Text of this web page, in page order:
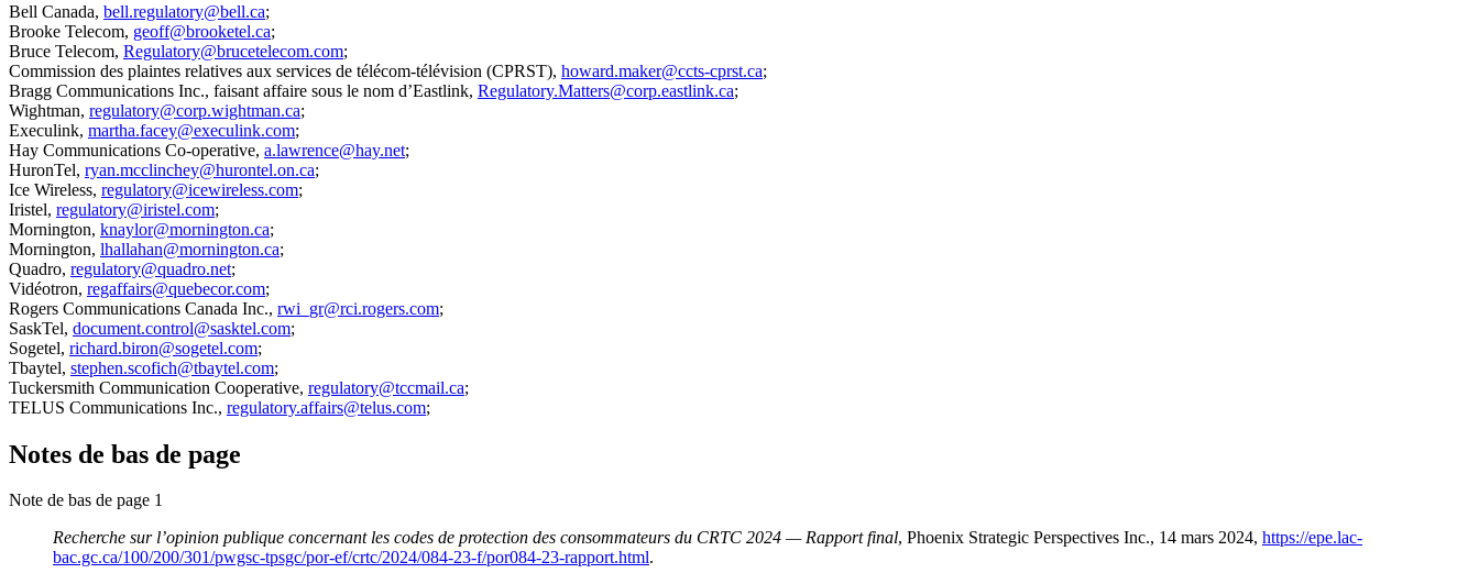
Bell Canada, bell.regulatory@bell.ca;
Brooke Telecom, geoff@brooketel.ca;
Bruce Telecom, Regulatory@brucetelecom.com;
Commission des plaintes relatives aux services de télécom-télévision (CPRST), howard.maker@ccts-cprst.ca;
Bragg Communications Inc., faisant affaire sous le nom d’Eastlink, Regulatory.Matters@corp.eastlink.ca;
Wightman, regulatory@corp.wightman.ca;
Execulink, martha.facey@execulink.com;
Hay Communications Co-operative, a.lawrence@hay.net;
HuronTel, ryan.mcclinchey@hurontel.on.ca;
Ice Wireless, regulatory@icewireless.com;
Iristel, regulatory@iristel.com;
Mornington, knaylor@mornington.ca;
Mornington, lhallahan@mornington.ca;
Quadro, regulatory@quadro.net;
Vidéotron, regaffairs@quebecor.com;
Rogers Communications Canada Inc., rwi_gr@rci.rogers.com;
SaskTel, document.control@sasktel.com;
Sogetel, richard.biron@sogetel.com;
Tbaytel, stephen.scofich@tbaytel.com;
Tuckersmith Communication Cooperative, regulatory@tccmail.ca;
TELUS Communications Inc., regulatory.affairs@telus.com;
Notes de bas de page
Note de bas de page 1
Recherche sur l’opinion publique concernant les codes de protection des consommateurs du CRTC 2024 — Rapport final, Phoenix Strategic Perspectives Inc., 14 mars 2024, https://epe.lac-
bac.gc.ca/100/200/301/pwgsc-tpsgc/por-ef/crtc/2024/084-23-f/por084-23-rapport.html.